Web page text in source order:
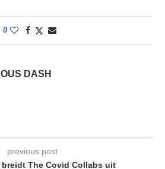
0
DASH
previous post
breidt The Covid Collabs uit